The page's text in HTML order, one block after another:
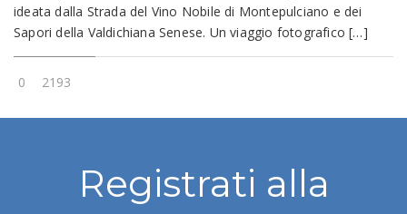
ideata dalla Strada del Vino Nobile di Montepulciano e dei
Sapori della Valdichiana Senese. Un viaggio fotografico […]
0 2193
Registrati alla